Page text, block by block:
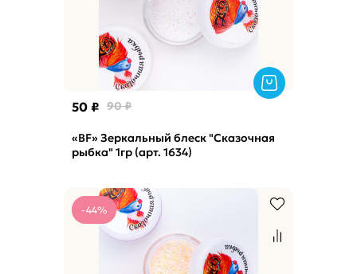
50 ₽ 90 ₽
«BF» Зеркальный блеск "Сказочная
рыбка" 1гр (арт. 1634)
-44%